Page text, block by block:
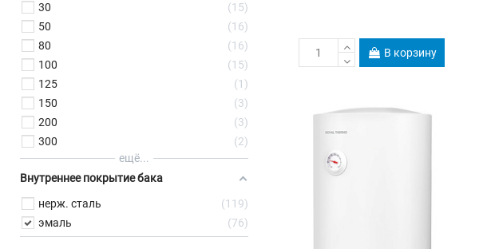
В корзину
30
15
50
16
80
16
100
15
125
1
150
3
200
3
300
2
ещё...
Внутреннее покрытие бака
нерж. сталь
119
эмаль
76